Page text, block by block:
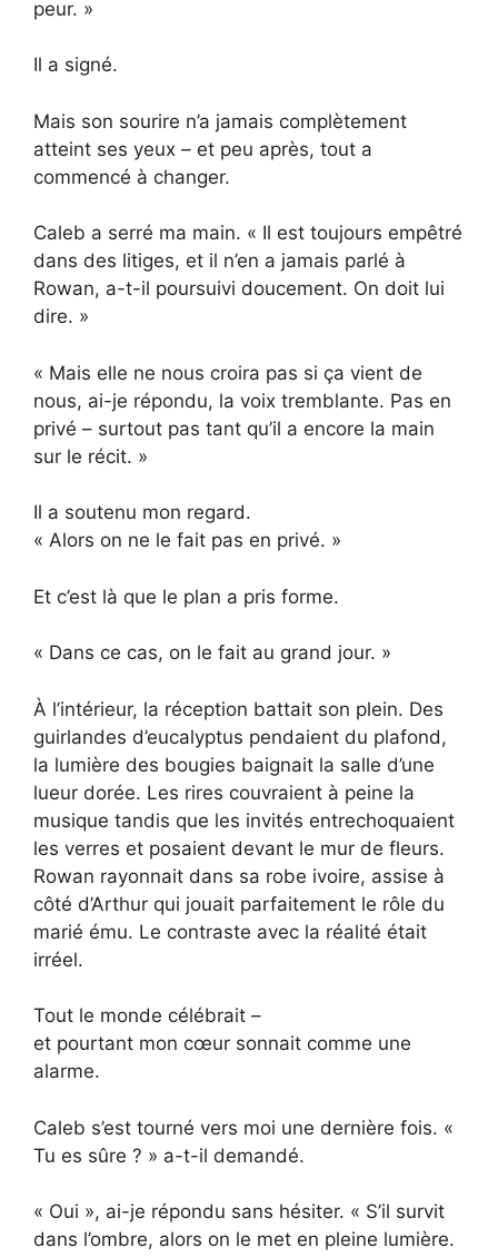
peur. »
Il a signé.
Mais son sourire n’a jamais complètement
atteint ses yeux – et peu après, tout a
commencé à changer.
Caleb a serré ma main. « Il est toujours empêtré
dans des litiges, et il n’en a jamais parlé à
Rowan, a-t-il poursuivi doucement. On doit lui
dire. »
« Mais elle ne nous croira pas si ça vient de
nous, ai-je répondu, la voix tremblante. Pas en
privé – surtout pas tant qu’il a encore la main
sur le récit. »
Il a soutenu mon regard.
« Alors on ne le fait pas en privé. »
Et c’est là que le plan a pris forme.
« Dans ce cas, on le fait au grand jour. »
À l’intérieur, la réception battait son plein. Des
guirlandes d’eucalyptus pendaient du plafond,
la lumière des bougies baignait la salle d’une
lueur dorée. Les rires couvraient à peine la
musique tandis que les invités entrechoquaient
les verres et posaient devant le mur de fleurs.
Rowan rayonnait dans sa robe ivoire, assise à
côté d’Arthur qui jouait parfaitement le rôle du
marié ému. Le contraste avec la réalité était
irréel.
Tout le monde célébrait –
et pourtant mon cœur sonnait comme une
alarme.
Caleb s’est tourné vers moi une dernière fois. «
Tu es sûre ? » a-t-il demandé.
« Oui », ai-je répondu sans hésiter. « S’il survit
dans l’ombre, alors on le met en pleine lumière.